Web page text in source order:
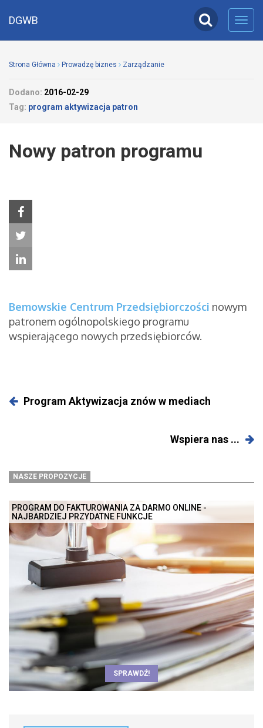
DGWB
Strona Główna Prowadzę biznes Zarządzanie
Dodano: 2016-02-29
Tag: program aktywizacja patron
Nowy patron programu
Bemowskie Centrum Przedsiębiorczości nowym
patronem ogólnopolskiego programu
wspierającego nowych przedsiębiorców.
Program Aktywizacja znów w mediach
Wspiera nas ...
NASZE PROPOZYCJE
PROGRAM DO FAKTUROWANIA ZA DARMO ONLINE -
NAJBARDZIEJ PRZYDATNE FUNKCJE
SPRAWDŹ!